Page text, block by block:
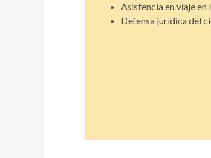
Asistencia en viaje en
Defensa jurídica del